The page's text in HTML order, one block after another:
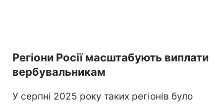
Регіони Росії масштабують виплати
вербувальникам
У серпні 2025 року таких регіонів було